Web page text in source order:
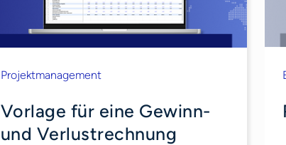
Projektmanagement
Vorlage für eine Gewinn-
und Verlustrechnung